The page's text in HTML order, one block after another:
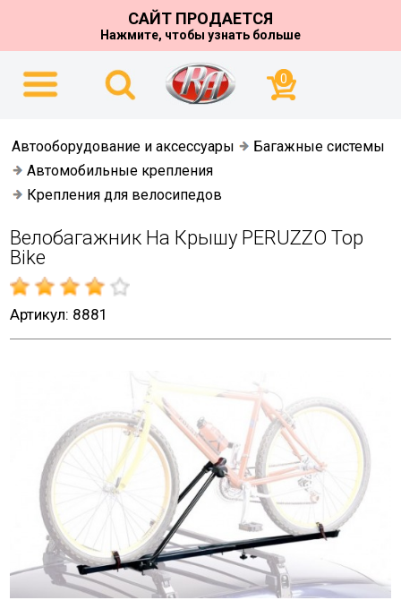
САЙТ ПРОДАЕТСЯ
Нажмите, чтобы узнать больше
0
Автооборудование и аксессуары
Багажные системы
Автомобильные крепления
Крепления для велосипедов
Велобагажник На Крышу PERUZZO Top
Bike
Артикул: 8881